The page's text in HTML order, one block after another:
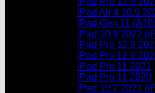
iPad Air 4 10.9
iPad Gen 11
iPad 10.9 2022
iPad Pro 12.9
iPad Pro
iPad Pro 11 2021
iPad Pro 11 2020
iPad 10.2 2021